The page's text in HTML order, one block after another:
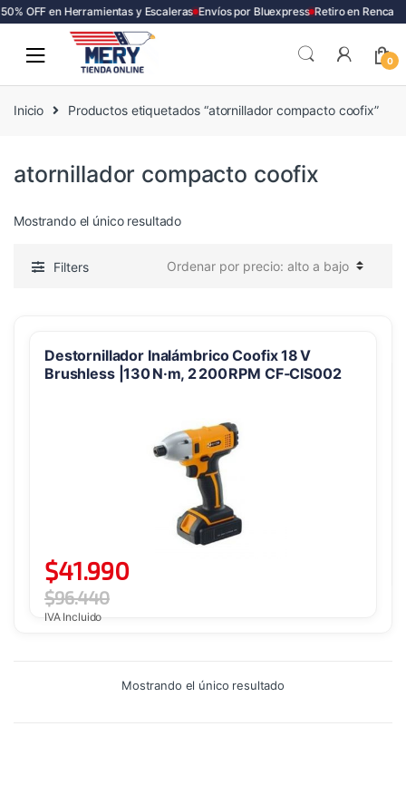
OFF en Herramientas y Escaleras Envíos por Bluexpress Retiro en Renca
0
Inicio Productos etiquetados “atornillador compacto coofix”
atornillador compacto coofix
Mostrando el único resultado
Filters
Destornillador Inalámbrico Coofix 18 V
Brushless |130 N·m, 2 200 RPM CF‑CIS002
$41.990
$96.440
IVA Incluido
Mostrando el único resultado